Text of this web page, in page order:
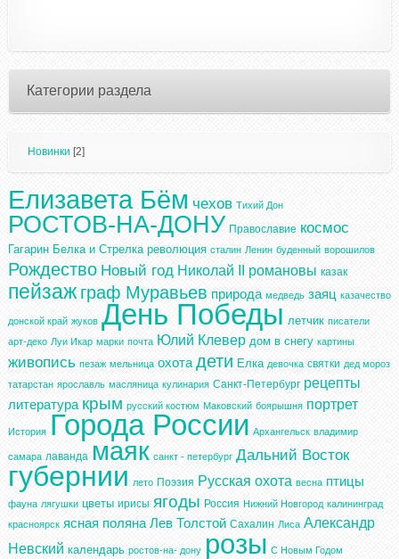
Категории раздела
Новинки [2]
Елизавета Бём чехов Тихий Дон
РОСТОВ-НА-ДОНУ Православие космос
Гагарин Белка и Стрелка революция сталин Ленин буденный ворошилов
Рождество Новый год Николай II романовы казак
пейзаж граф Муравьев природа медведь заяц казачество
донской край жуков День Победы летчик писатели
арт-деко Луи Икар марки почта Юлий Клевер дом в снегу картины
живопись пезаж мельница охота дети Елка девочка святки дед мороз
татарстан ярославль масляница кулинария Санкт-Петербург рецепты
литература крым русский костюм Маковский боярышня портрет
История Города России Архангельск владимир
самара лаванда маяк санкт - петербург Дальний Восток
губернии лето Поэзия Русская охота весна птицы
фауна лягушки цветы ирисы ягоды Россия Нижний Новгород калининград
красноярск ясная поляна Лев Толстой Сахалин Лиса Александр
Невский календарь ростов-на- дону розы С Новым Годом